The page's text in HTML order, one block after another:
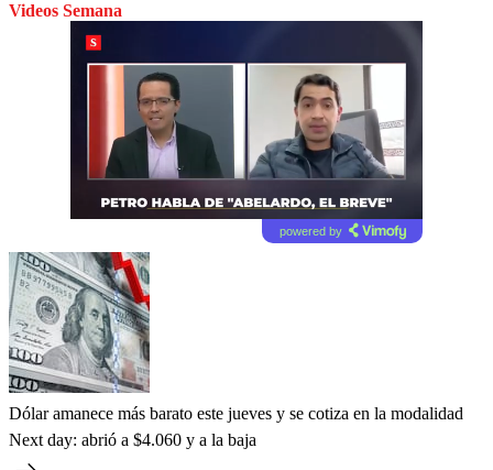
Videos Semana
powered by
Dólar amanece más barato este jueves y se cotiza en la modalidad
Next day: abrió a $4.060 y a la baja